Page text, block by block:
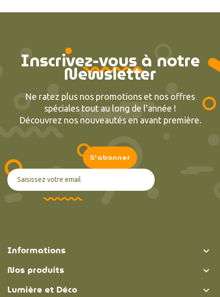
Inscrivez-vous à notre
Newsletter
Ne ratez plus nos promotions et nos offres
spéciales tout au long de l’année !
Découvrez nos nouveautés en avant première.
Informations 
Nos produits 
Lumière et Déco 